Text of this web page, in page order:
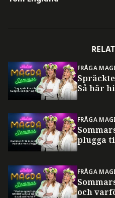
FRÅGA
Så här
FRÅGA
plugga
FRÅGA
och